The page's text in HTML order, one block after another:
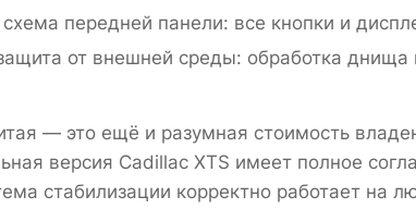
передней панели: все кнопки и
от внешней среды: обработка
— это ещё и разумная стоимость
версия Cadillac XTS имеет полное
стабилизации корректно работает на